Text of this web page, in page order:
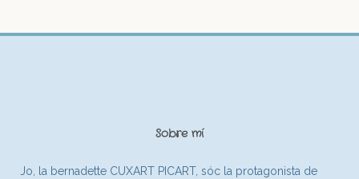
Sobre mí
Jo, la bernadette CUXART PICART, sóc la protagonista de